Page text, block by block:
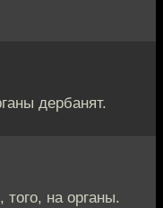
дербанят.
того, на органы.